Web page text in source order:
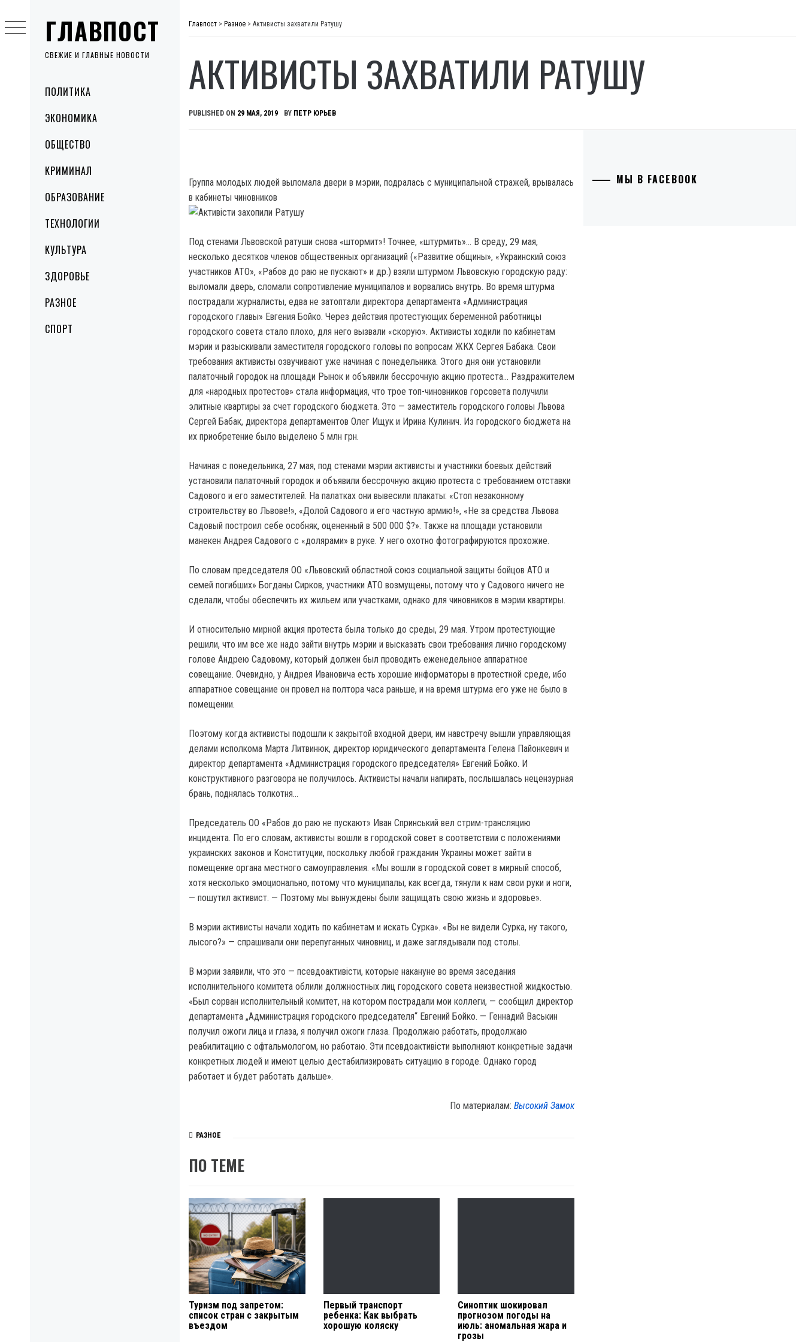
ГЛАВПОСТ
СВЕЖИЕ И ГЛАВНЫЕ НОВОСТИ
MenuПОЛИТИКА
ЭКОНОМИКА
ОБЩЕСТВО
КРИМИНАЛ
ОБРАЗОВАНИЕ
ТЕХНОЛОГИИ
КУЛЬТУРА
ЗДОРОВЬЕ
РАЗНОЕ
СПОРТ
to
content
Главпост > Разное > Активисты захватили Ратушу
АКТИВИСТЫ ЗАХВАТИЛИ РАТУШУ
PUBLISHED ON 29 МАЯ, 2019 BY ПЕТР ЮРЬЕВ
Группа молодых людей выломала двери в мэрии, подралась с муниципальной стражей, врывалась
в кабинеты чиновников
Под стенами Львовской ратуши снова «штормит»! Точнее, «штурмить»… В среду, 29 мая,
несколько десятков членов общественных организаций («Развитие общины», «Украинский союз
участников АТО», «Рабов до раю не пускают» и др.) взяли штурмом Львовскую городскую раду:
выломали дверь, сломали сопротивление муниципалов и ворвались внутрь. Во время штурма
пострадали журналисты, едва не затоптали директора департамента «Администрация
городского главы» Евгения Бойко. Через действия протестующих беременной работницы
городского совета стало плохо, для него вызвали «скорую». Активисты ходили по кабинетам
мэрии и разыскивали заместителя городского головы по вопросам ЖКХ Сергея Бабака. Свои
требования активисты озвучивают уже начиная с понедельника. Этого дня они установили
палаточный городок на площади Рынок и объявили бессрочную акцию протеста… Раздражителем
для «народных протестов» стала информация, что трое топ-чиновников горсовета получили
элитные квартиры за счет городского бюджета. Это — заместитель городского головы Львова
Сергей Бабак, директора департаментов Олег Ищук и Ирина Кулинич. Из городского бюджета на
их приобретение было выделено 5 млн грн.
Начиная с понедельника, 27 мая, под стенами мэрии активисты и участники боевых действий
установили палаточный городок и объявили бессрочную акцию протеста с требованием отставки
Садового и его заместителей. На палатках они вывесили плакаты: «Стоп незаконному
строительству во Львове!», «Долой Садового и его частную армию!», «Не за средства Львова
Садовый построил себе особняк, оцененный в 500 000 $?». Также на площади установили
манекен Андрея Садового с «долярами» в руке. У него охотно фотографируются прохожие.
По словам председателя ОО «Львовский областной союз социальной защиты бойцов АТО и
семей погибших» Богданы Сирков, участники АТО возмущены, потому что у Садового ничего не
сделали, чтобы обеспечить их жильем или участками, однако для чиновников в мэрии квартиры.
И относительно мирной акция протеста была только до среды, 29 мая. Утром протестующие
решили, что им все же надо зайти внутрь мэрии и высказать свои требования лично городскому
голове Андрею Садовому, который должен был проводить еженедельное аппаратное
совещание. Очевидно, у Андрея Ивановича есть хорошие информаторы в протестной среде, ибо
аппаратное совещание он провел на полтора часа раньше, и на время штурма его уже не было в
помещении.
Поэтому когда активисты подошли к закрытой входной двери, им навстречу вышли управляющая
делами исполкома Марта Литвинюк, директор юридического департамента Гелена Пайонкевич и
директор департамента «Администрация городского председателя» Евгений Бойко. И
конструктивного разговора не получилось. Активисты начали напирать, послышалась нецензурная
брань, поднялась толкотня…
Председатель ОО «Рабов до раю не пускают» Иван Спринський вел стрим-трансляцию
инцидента. По его словам, активисты вошли в городской совет в соответствии с положениями
украинских законов и Конституции, поскольку любой гражданин Украины может зайти в
помещение органа местного самоуправления. «Мы вошли в городской совет в мирный способ,
хотя несколько эмоционально, потому что муниципалы, как всегда, тянули к нам свои руки и ноги,
— пошутил активист. — Поэтому мы вынуждены были защищать свою жизнь и здоровье».
В мэрии активисты начали ходить по кабинетам и искать Сурка». «Вы не видели Сурка, ну такого,
лысого?» — спрашивали они перепуганных чиновниц, и даже заглядывали под столы.
В мэрии заявили, что это — псевдоактивісти, которые накануне во время заседания
исполнительного комитета облили должностных лиц городского совета неизвестной жидкостью.
«Был сорван исполнительный комитет, на котором пострадали мои коллеги, — сообщил директор
департамента „Администрация городского председателя“ Евгений Бойко. — Геннадий Васькин
получил ожоги лица и глаза, я получил ожоги глаза. Продолжаю работать, продолжаю
реабилитацию с офтальмологом, но работаю. Эти псевдоактивісти выполняют конкретные задачи
конкретных людей и имеют целью дестабилизировать ситуацию в городе. Однако город
работает и будет работать дальше».
По материалам:Высокий Замок
РАЗНОЕ
ПО ТЕМЕ
Туризм под запретом:
список стран с закрытым
въездом
Первый транспорт
ребенка: Как выбрать
хорошую коляску
Синоптик шокировал
прогнозом погоды на
июль: аномальная жара и
грозы
МЫ В FACEBOOK